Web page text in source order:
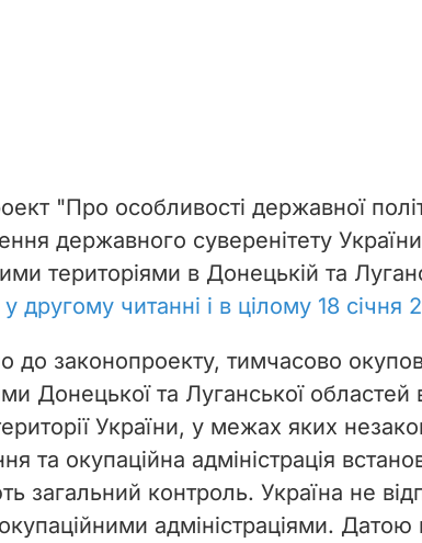
"Про особливості державної
державного суверенітету
територіями в Донецькій та
другому читанні і в цілому 18 січня
до законопроекту, тимчасово
Донецької та Луганської областей
України, у межах яких
та окупаційна адміністрація
загальний контроль. Україна не
адміністраціями. Датою